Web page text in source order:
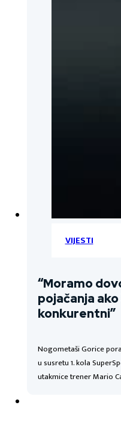
VIJESTI
“Moramo
pojačanja
konkurentni”
Nogometaši Gorice
u susretu 1. kola
utakmice trener Mario